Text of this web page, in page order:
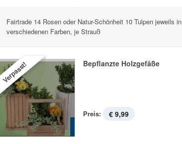
Fairtrade 14 Rosen oder Natur-Schönheit 10 Tulpen jeweils in
verschiedenen Farben, je Strauß
Verpasst! Bepflanzte Holzgefäße
Preis: € 9,99